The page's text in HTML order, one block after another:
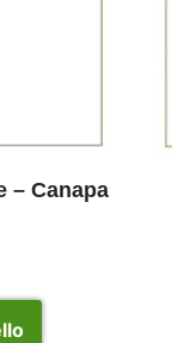
– Canapa